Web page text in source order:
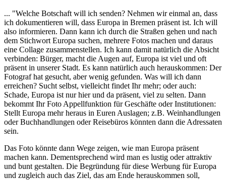
... "Welche Botschaft will ich senden? Nehmen wir einmal an, dass
ich dokumentieren will, dass Europa in Bremen präsent ist. Ich will
also informieren. Dann kann ich durch die Straßen gehen und nach
dem Stichwort Europa suchen, mehrere Fotos machen und daraus
eine Collage zusammenstellen. Ich kann damit natürlich die Absicht
verbinden: Bürger, macht die Augen auf, Europa ist viel und oft
präsent in unserer Stadt. Es kann natürlich auch herauskommen: Der
Fotograf hat gesucht, aber wenig gefunden. Was will ich dann
erreichen? Sucht selbst, vielleicht findet Ihr mehr; oder auch:
Schade, Europa ist nur hier und da präsent, viel zu selten. Dann
bekommt Ihr Foto Appellfunktion für Geschäfte oder Institutionen:
Stellt Europa mehr heraus in Euren Auslagen; z.B. Weinhandlungen
oder Buchhandlungen oder Reisebüros könnten dann die Adressaten
sein.
Das Foto könnte dann Wege zeigen, wie man Europa präsent
machen kann. Dementsprechend wird man es lustig oder attraktiv
und bunt gestalten. Die Begründung für diese Werbung für Europa
und zugleich auch das Ziel, das am Ende herauskommen soll,